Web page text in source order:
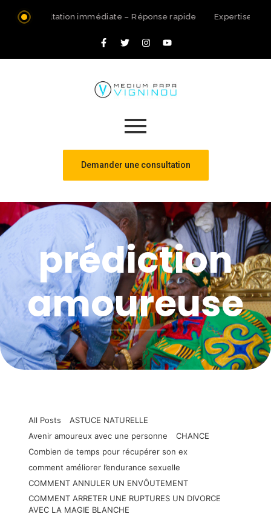
Consultation immédiate – Réponse rapide Expertise
Demander une consultation
prédiction
amoureuse
All Posts
ASTUCE NATURELLE
Avenir amoureux avec une personne
CHANCE
Combien de temps pour récupérer son ex
comment améliorer l’endurance sexuelle
COMMENT ANNULER UN ENVÔUTEMENT
COMMENT ARRETER UNE RUPTURES UN DIVORCE
AVEC LA MAGIE BLANCHE